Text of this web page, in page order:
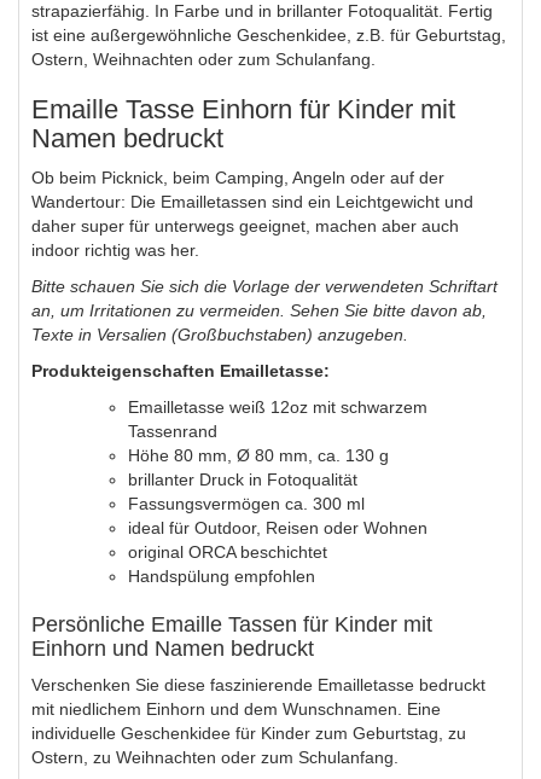
strapazierfähig.
In Farbe und in brillanter Fotoqualität. Fertig
ist eine außergewöhnliche Geschenkidee, z.B. für Geburtstag,
Ostern, Weihnachten oder zum Schulanfang.
Emaille Tasse Einhorn für Kinder mit
Namen bedruckt
Ob beim Picknick, beim Camping, Angeln oder auf der
Wandertour: Die Emailletassen sind ein Leichtgewicht und
daher super für unterwegs geeignet, machen aber auch
indoor richtig was her.
Bitte schauen Sie sich die Vorlage der verwendeten Schriftart
an, um Irritationen zu vermeiden. Sehen Sie bitte davon ab,
Texte in Versalien (Großbuchstaben) anzugeben.
Produkteigenschaften Emailletasse:
Emailletasse weiß 12oz mit schwarzem
Tassenrand
Höhe 80 mm, Ø 80 mm, ca. 130 g
brillanter Druck in Fotoqualität
Fassungsvermögen ca. 300 ml
ideal für Outdoor, Reisen oder Wohnen
original ORCA beschichtet
Handspülung empfohlen
Persönliche Emaille Tassen für Kinder mit
Einhorn und Namen bedruckt
Verschenken Sie diese faszinierende Emailletasse bedruckt
mit niedlichem Einhorn und dem Wunschnamen. Eine
individuelle Geschenkidee für Kinder zum Geburtstag, zu
Ostern, zu Weihnachten oder zum Schulanfang.